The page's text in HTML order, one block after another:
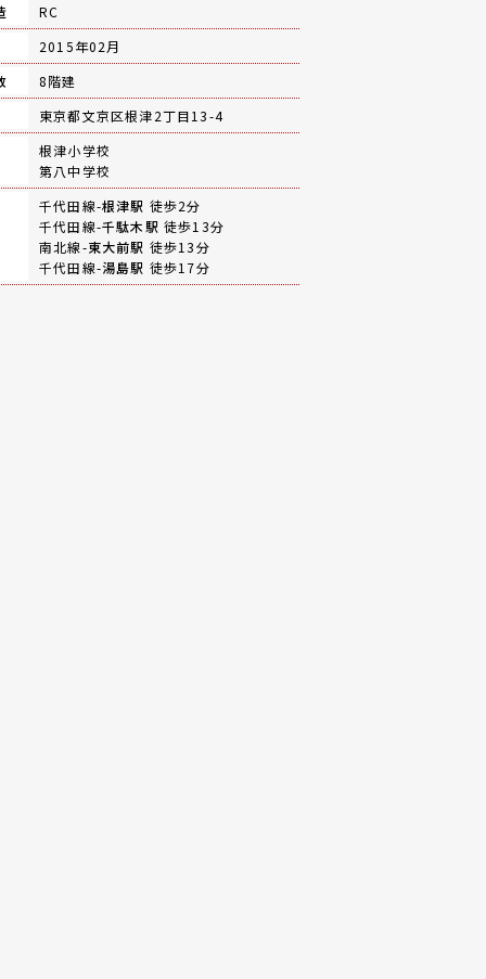
RC
2015年02月
8階建
東京都文京区根津2丁目13-4
根津小学校
第八中学校
千代田線-根津駅 徒歩2分
千代田線-千駄木駅 徒歩13分
南北線-東大前駅 徒歩13分
千代田線-湯島駅 徒歩17分